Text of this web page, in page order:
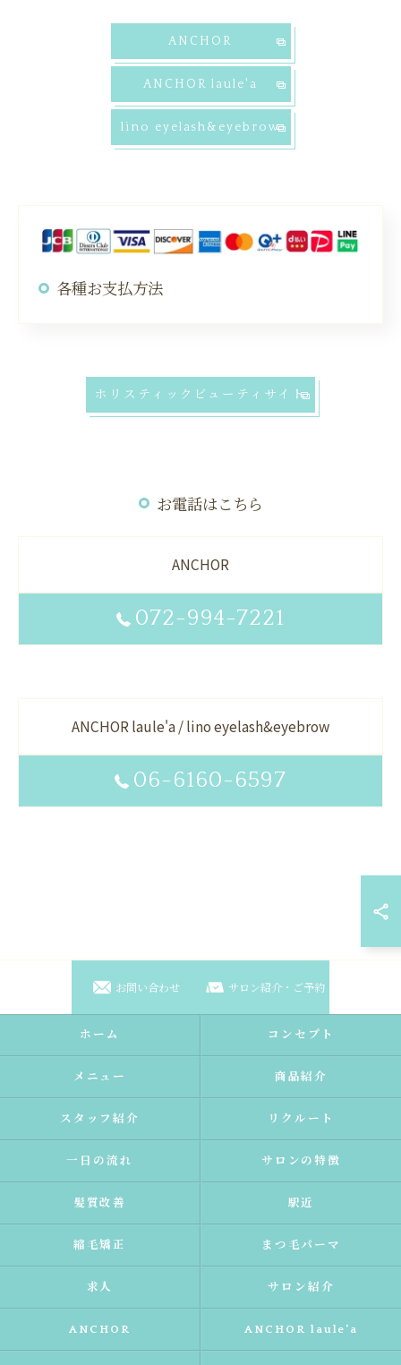
ANCHOR
ANCHOR laule'a
lino eyelash&eyebrow
各種お支払方法
ホリスティックビューティサイト
お電話はこちら
ANCHOR
072-994-7221
ANCHOR laule'a / lino eyelash&eyebrow
06-6160-6597
お問い合わせ サロン紹介・ご予約
ホーム コンセプト
メニュー 商品紹介
スタッフ紹介 リクルート
一日の流れ サロンの特徴
髪質改善 駅近
縮毛矯正 まつ毛パーマ
求人 サロン紹介
ANCHOR ANCHOR laule'a